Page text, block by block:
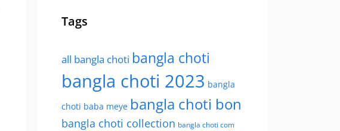
Tags
all bangla choti bangla choti
bangla choti 2023 bangla
choti baba meye bangla choti bon
bangla choti collection bangla choti com